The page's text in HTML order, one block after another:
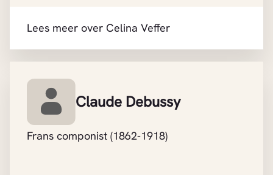
Lees meer over Celina Veffer
Claude Debussy
Frans componist (1862-1918)